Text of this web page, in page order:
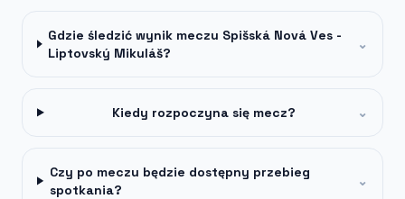
Gdzie śledzić wynik meczu Spišská Nová Ves -
Liptovský Mikuláš?
⌄
Kiedy rozpoczyna się mecz? ⌄
Czy po meczu będzie dostępny przebieg
spotkania?
⌄